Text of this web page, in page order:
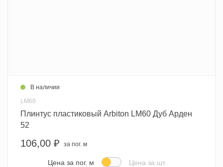
В наличии
LM60
Плинтус пластиковый Arbiton LM60 Дуб Арден
52
106,00 ₽ за пог. м
Цена за пог. м Цена за шт.